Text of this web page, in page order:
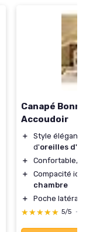
Canapé
Accoudoir
＋
Style élégant
d'oreilles
＋
Confortable,
＋
Compacité
chambre
＋
Poche
★★★★★
★★★★★ 5/5 —